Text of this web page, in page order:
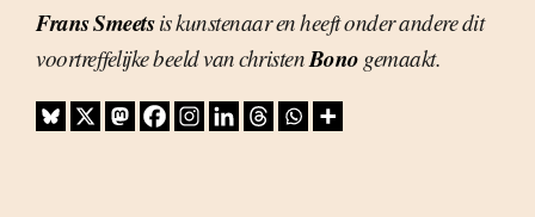
Frans Smeetsis kunstenaar en heeft onder andere dit
voortreffelijke beeld van christenBono gemaakt.